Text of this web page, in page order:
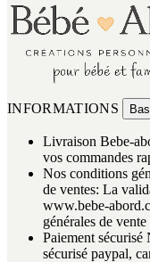
INFORMATIONS
Livraison Bebe-
vos commandes
Nos conditions
de ventes: La
www.bebe-
générales de
Paiement sécurisé
sécurisé paypal,